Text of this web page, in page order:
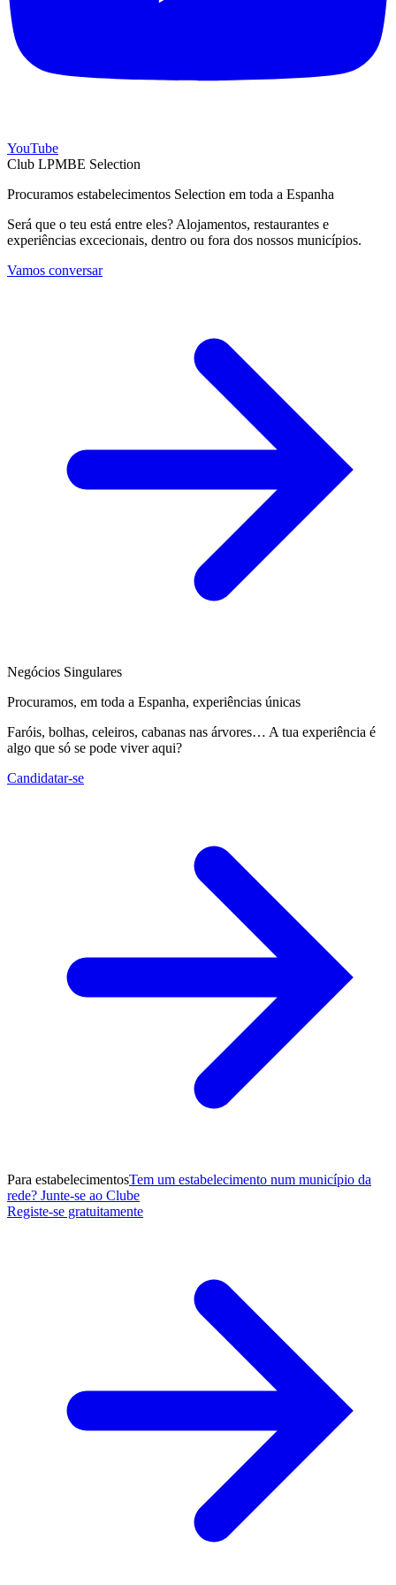
YouTube
Club LPMBE Selection
Procuramos estabelecimentos Selection em toda a Espanha
Será que o teu está entre eles? Alojamentos, restaurantes e
experiências excecionais, dentro ou fora dos nossos municípios.
Vamos conversar
Negócios Singulares
Procuramos, em toda a Espanha, experiências únicas
Faróis, bolhas, celeiros, cabanas nas árvores… A tua experiência é
algo que só se pode viver aqui?
Candidatar-se
Para estabelecimentosTem um estabelecimento num município da
rede? Junte-se ao Clube
Registe-se gratuitamente